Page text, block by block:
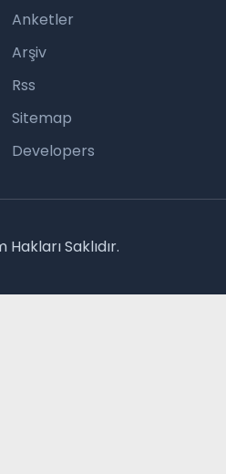
Anketler
Arşiv
Rss
Sitemap
Developers
Saklıdır.